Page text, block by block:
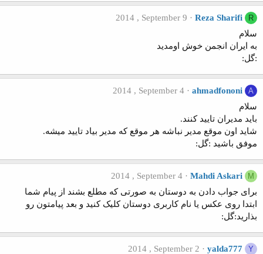
R
Reza Sharifi
2014 , September 9
سلام
به ایران انجمن خوش اومدید
:گل:
A
ahmadfononi
2014 , September 4
سلام
باید مدیران تایید کنند.
شاید اون موقع مدیر نباشه هر موقع که مدیر بیاد تایید میشه.
موفق باشید :گل:
M
Mahdi Askari
2014 , September 4
برای جواب دادن به دوستان به صورتی که مطلع بشند از پیام شما
ابتدا روی عکس یا نام کاربری دوستان کلیک کنید و بعد پیامتون رو
بذارید:گل:
Y
yalda777
2014 , September 2